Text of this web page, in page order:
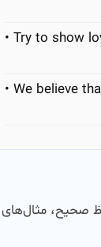
Try to show
We believe
صحیح، مثال‌های